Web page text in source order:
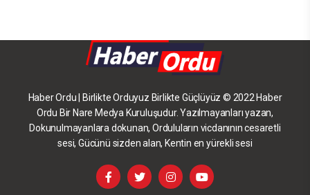
Haber Ordu | Birlikte Orduyuz Birlikte Güçlüyüz © 2022 Haber
Ordu Bir Nare Medya Kuruluşudur. Yazılmayanları yazan,
Dokunulmayanlara dokunan, Orduluların vicdanının cesaretli
sesi, Gücünü sizden alan, Kentin en yürekli sesi